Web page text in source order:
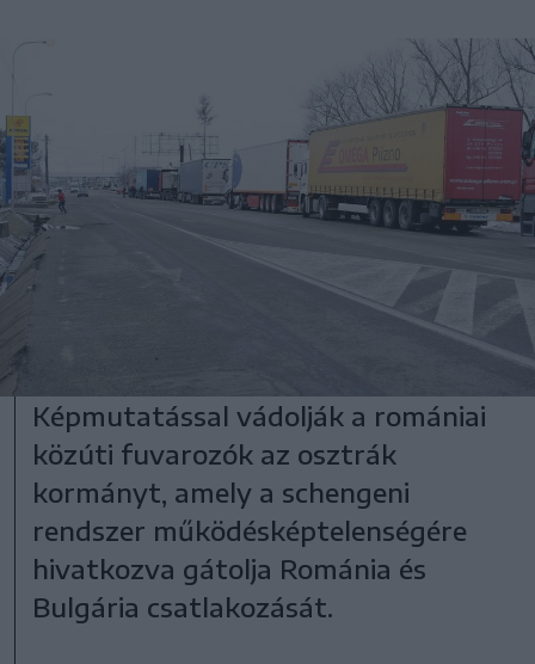
Képmutatással vádolják a romániai
közúti fuvarozók az osztrák
kormányt, amely a schengeni
rendszer működésképtelenségére
hivatkozva gátolja Románia és
Bulgária csatlakozását.